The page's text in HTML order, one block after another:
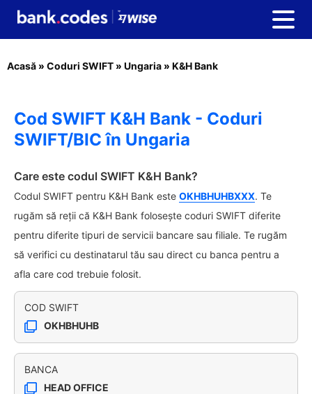
Acasă » Coduri SWIFT » Ungaria » K&H Bank
Cod SWIFT K&H Bank - Coduri
SWIFT/BIC în Ungaria
Care este codul SWIFT K&H Bank?
Codul SWIFT pentru K&H Bank este OKHBHUHBXXX. Te
rugăm să reții că K&H Bank folosește coduri SWIFT diferite
pentru diferite tipuri de servicii bancare sau filiale. Te rugăm
să verifici cu destinatarul tău sau direct cu banca pentru a
afla care cod trebuie folosit.
COD SWIFT
OKHBHUHB
BANCA
HEAD OFFICE